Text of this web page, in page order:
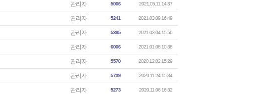
관리자 5006 2021.05.11 14:37
관리자 5241 2021.03.09 16:49
관리자 5395 2021.03.04 15:56
관리자 6006 2021.01.08 10:38
관리자 5570 2020.12.02 15:29
관리자 5739 2020.11.24 15:34
관리자 5273 2020.11.06 16:32